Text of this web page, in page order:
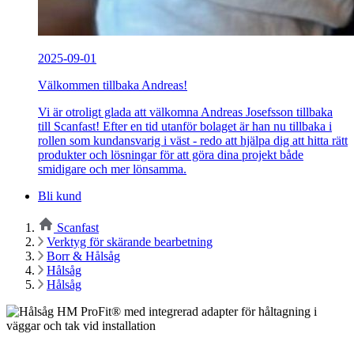
2025-09-01
Välkommen tillbaka Andreas!
Vi är otroligt glada att välkomna Andreas Josefsson tillbaka
till Scanfast! Efter en tid utanför bolaget är han nu tillbaka i
rollen som kundansvarig i väst - redo att hjälpa dig att hitta rätt
produkter och lösningar för att göra dina projekt både
smidigare och mer lönsamma.
Bli kund
Scanfast
Verktyg för skärande bearbetning
Borr & Hålsåg
Hålsåg
Hålsåg